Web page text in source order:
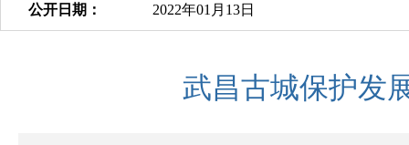
公开日期：
2022年01月13日
武昌古城保护发